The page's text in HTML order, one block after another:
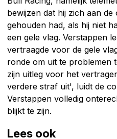
bewijzen dat hij zich aan de
gehouden had, als hij niet
een gele vlag. Verstappen
vertraagde voor de gele
ronde om uit te problemen
zijn uitleg voor het
verdere straf uit', luidt de
Verstappen volledig
blijkt te zijn.
Lees ook